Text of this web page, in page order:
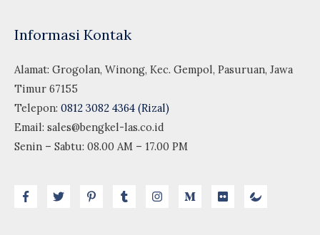
Informasi Kontak
Alamat: Grogolan, Winong, Kec. Gempol, Pasuruan, Jawa
Timur 67155
Telepon: 0812 3082 4364 (Rizal)
Email: sales@bengkel-las.co.id
Senin – Sabtu: 08.00 AM – 17.00 PM